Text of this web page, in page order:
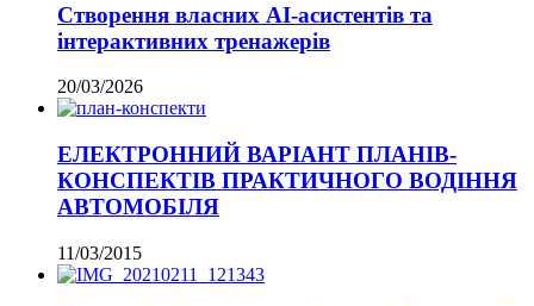
Створення власних AI-асистентів та
інтерактивних тренажерів
20/03/2026
ЕЛЕКТРОННИЙ ВАРІАНТ ПЛАНІВ-
КОНСПЕКТІВ ПРАКТИЧНОГО ВОДІННЯ
АВТОМОБІЛЯ
11/03/2015